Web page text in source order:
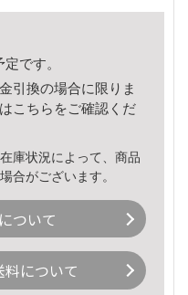
です。
引換の場合に限りま
こちら をご確認くだ
庫状況によって、商品
合がございます。
ついて
について